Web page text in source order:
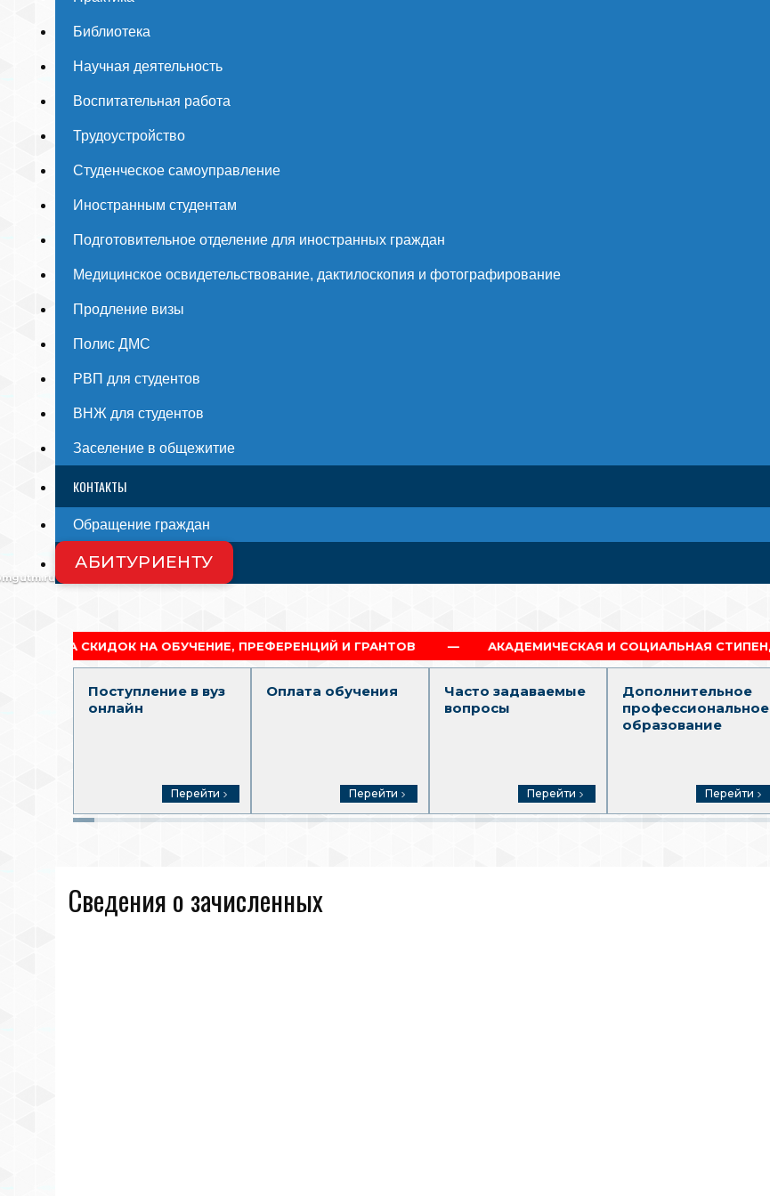
Библиотека
Научная деятельность
Воспитательная работа
Трудоустройство
Студенческое самоуправление
Иностранным студентам
Подготовительное отделение для иностранных граждан
Медицинское освидетельствование, дактилоскопия и фотографирование
Продление визы
Полис ДМС
РВП для студентов
ВНЖ для студентов
Заселение в общежитие
КОНТАКТЫ
Обращение граждан
СМИ О НАС
АБИТУРИЕНТУ
НА ОБУЧЕНИЕ, ПРЕФЕРЕНЦИЙ И ГРАНТОВ АКАДЕМИЧЕСКАЯ И СОЦИАЛЬНАЯ СТИПЕНДИЯ
Поступление в вуз
онлайн
Перейти
Оплата обучения
Перейти
Часто задаваемые
вопросы
Перейти
Дополнительное
профессиональное
образование
Перейти
Сведения о зачисленных